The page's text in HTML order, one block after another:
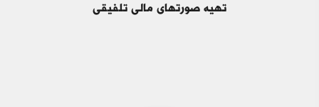
تهیه صورت‎های مالی تلفیقی